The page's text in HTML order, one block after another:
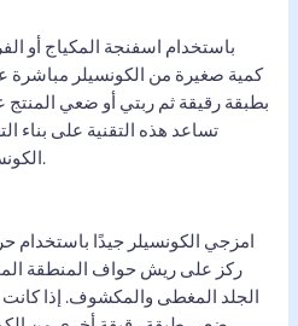
باستخدام اسفنجة المكياج أو
كمية صغيرة من الكونسيلر مباشرة
بطبقة رقيقة ثم ربتي أو ضعي
تساعد هذه التقنية على بناء
الكونسيلر بسلاسة مع الجلد المحيط.
امزجي الكونسيلر جيدًا باستخدام
ركز على ريش حواف المنطقة
الجلد المغطى والمكشوف. إذا